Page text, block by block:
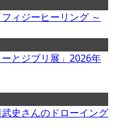
ィジーヒーリング ～
とジブリ展」2026年
史さんのドローイング